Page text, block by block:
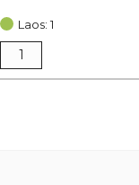
oli:
€ 3,47.
is:
€ 2,60.
Laos: 1